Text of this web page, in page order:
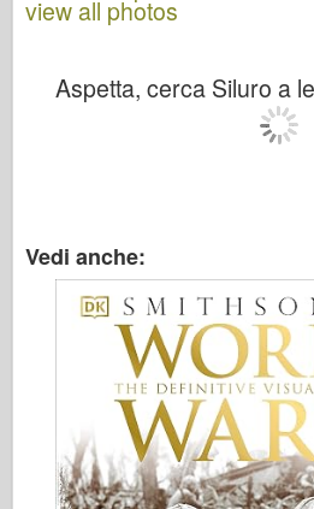
view all photos
Aspetta, cerca Siluro a
Vedi anche: